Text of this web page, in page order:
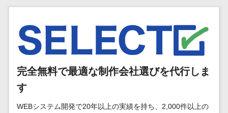
ログ管理システム>
メール・ファイル無害化>
システム
カスタマーサ
ポート
コールセンタ
システム(IVR)
完全無料で最適な制作会社選びを代行しま
す
WEBシステム開発で20年以上の実績を持ち、2,000件以上の